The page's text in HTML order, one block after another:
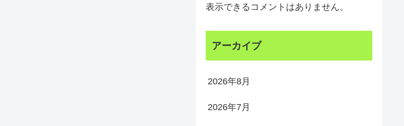
表示できるコメントはありません。
アーカイブ
2026年8月
2026年7月